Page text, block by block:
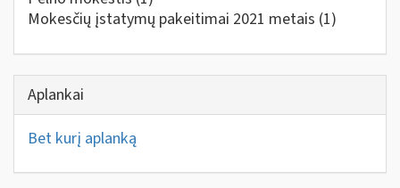
Mokesčių įstatymų pakeitimai 2021 metais (1)
Aplankai
Bet kurį aplanką